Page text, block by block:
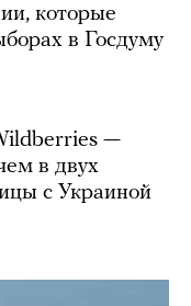
которые
в Госдуму
—
в двух
с Украиной